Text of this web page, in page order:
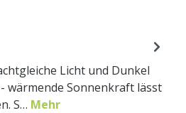
Licht und Dunkel
wärmende Sonnenkraft lässt
S… Mehr